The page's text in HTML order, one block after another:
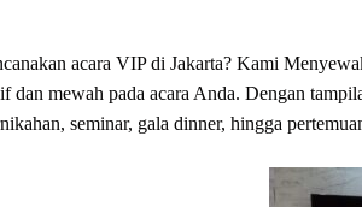
acara VIP di Jakarta? Kami
dan mewah pada acara Anda. Dengan
seminar, gala dinner, hingga